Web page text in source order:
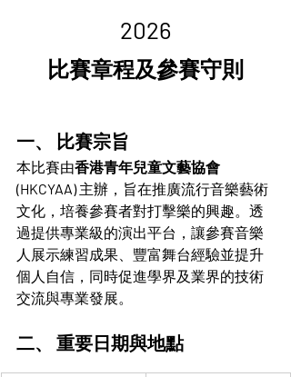
2026
比賽章程及參賽守則
一、 比賽宗旨
本比賽由香港青年兒童文藝協會
(HKCYAA) 主辦，旨在推廣流行音樂藝術
文化，培養參賽者對打擊樂的興趣。透
過提供專業級的演出平台，讓參賽音樂
人展示練習成果、豐富舞台經驗並提升
個人自信，同時促進學界及業界的技術
交流與專業發展。
二、 重要日期與地點